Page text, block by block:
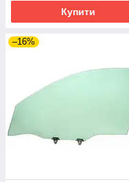
Купити
–16%